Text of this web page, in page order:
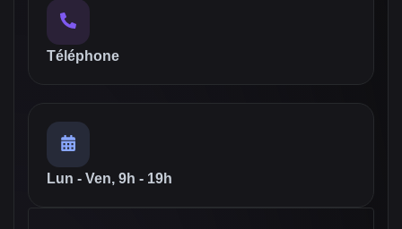
Téléphone
Lun - Ven, 9h - 19h